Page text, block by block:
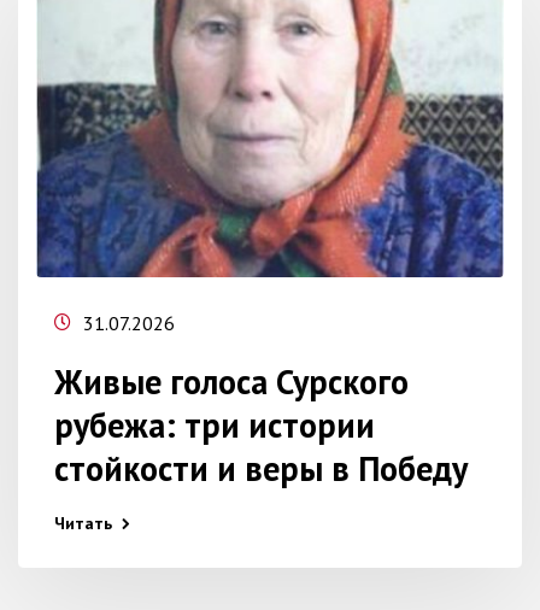
31.07.2026
Живые голоса Сурского
рубежа: три истории
стойкости и веры в Победу
Читать